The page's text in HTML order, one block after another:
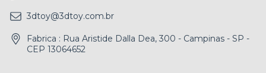
3dtoy@3dtoy.com.br
Fabrica : Rua Aristide Dalla Dea, 300 - Campinas - SP -
CEP 13064652